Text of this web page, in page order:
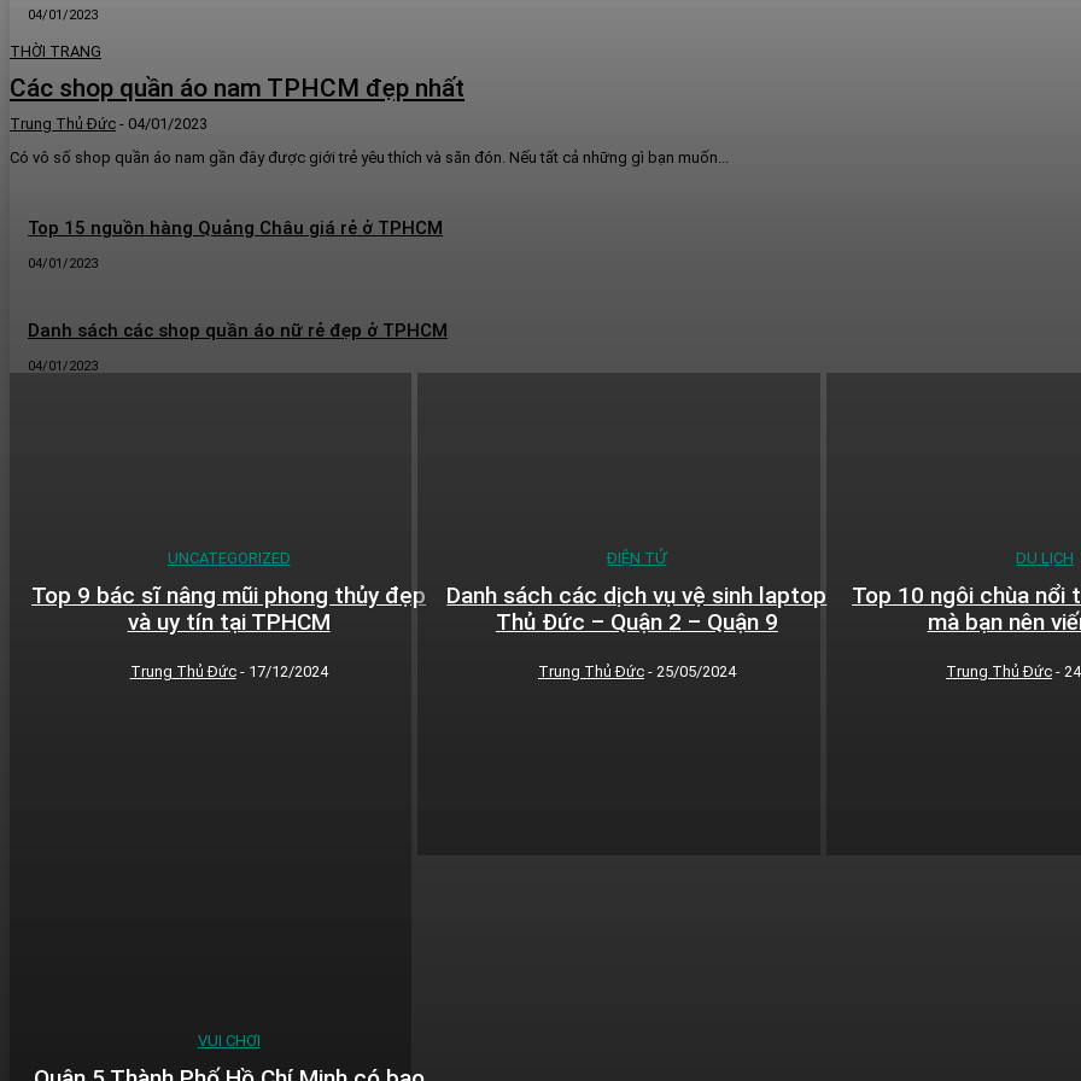
04/01/2023
THỜI TRANG
Các shop quần áo nam TPHCM đẹp nhất
Trung Thủ Đức - 04/01/2023
Có vô số shop quần áo nam gần đây được giới trẻ yêu thích và săn đón. Nếu tất cả những gì bạn muốn...
Top 15 nguồn hàng Quảng Châu giá rẻ ở TPHCM
04/01/2023
Danh sách các shop quần áo nữ rẻ đẹp ở TPHCM
04/01/2023
UNCATEGORIZED
Top 9 bác sĩ nâng mũi phong thủy đẹp
và uy tín tại TPHCM
Trung Thủ Đức - 17/12/2024
ĐIỆN TỬ
Danh sách các dịch vụ vệ sinh laptop
Thủ Đức – Quận 2 – Quận 9
Trung Thủ Đức - 25/05/2024
DU LỊCH
Top 10 ngôi chùa nổi
mà bạn nên
Trung Thủ Đức -
VUI CHƠI